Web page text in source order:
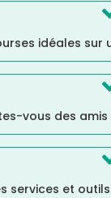
idéales
vous des
services et